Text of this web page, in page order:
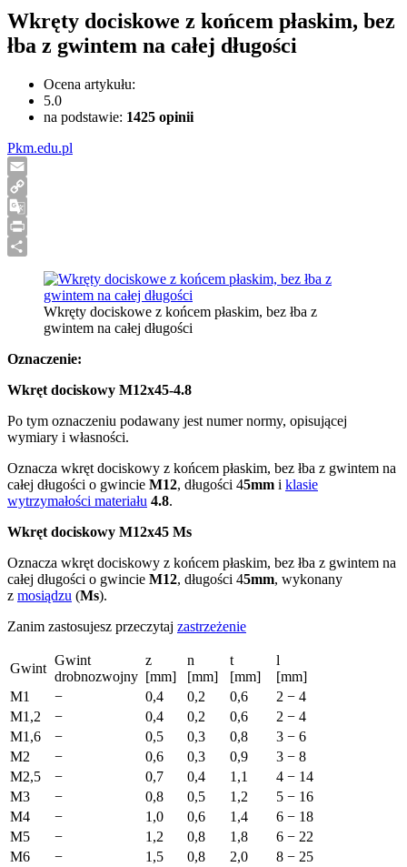
Wkręty dociskowe z końcem płaskim, bez
łba z gwintem na całej długości
Ocena artykułu:
5.0
na podstawie: 1425 opinii
Pkm.edu.pl
Email
Copy
Link
Google
Translate
Print
Wkręty dociskowe z końcem płaskim, bez łba z
gwintem na całej długości
Oznaczenie:
Wkręt dociskowy M12x45-4.8
Po tym oznaczeniu podawany jest numer normy, opisującej
wymiary i własności.
Oznacza wkręt dociskowy z końcem płaskim, bez łba z gwintem na
całej długości o gwincie M12, długości 45mm i klasie
wytrzymałości materiału 4.8.
Wkręt dociskowy M12x45 Ms
Oznacza wkręt dociskowy z końcem płaskim, bez łba z gwintem na
całej długości o gwincie M12, długości 45mm, wykonany
z mosiądzu (Ms).
Zanim zastosujesz przeczytaj zastrzeżenie
Gwint
Gwint
drobnozwojny
z
[mm]
n
[mm]
t
[mm]
l
[mm]
M1
− 0,4 0,2 0,6
2 − 4
M1,2
− 0,4 0,2 0,6
2 − 4
M1,6
− 0,5 0,3 0,8
3 − 6
M2
− 0,6 0,3 0,9
3 − 8
M2,5
− 0,7 0,4 1,1
4 − 14
M3
− 0,8 0,5 1,2
5 − 16
M4
− 1,0 0,6 1,4
6 − 18
M5
− 1,2 0,8 1,8
6 − 22
M6
− 1,5 0,8 2,0
8 − 25